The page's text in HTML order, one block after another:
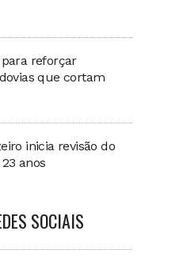
reforçar
que cortam
inicia revisão do
anos
SOCIAIS